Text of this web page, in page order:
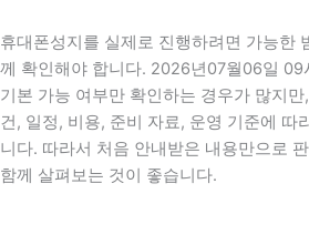
휴대폰성지를 실제로 진행하려면 가능한
께 확인해야 합니다. 2026년07월06일 09
기본 가능 여부만 확인하는 경우가 많지
건, 일정, 비용, 준비 자료, 운영 기준에 따
니다. 따라서 처음 안내받은 내용만으로
함께 살펴보는 것이 좋습니다.